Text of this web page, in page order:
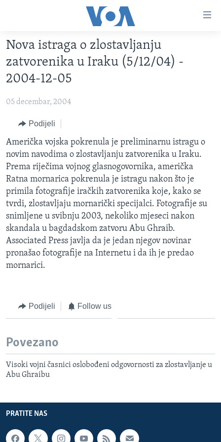
glavni
sadržaj
Pređi
na
glavnu
pretragu
VIJESTI
SJEDINJENE AMERIČKE DRŽAVE
BOSNA I HERCEGOVINA
SVIJET
NAUKA I TEHNOLOGIJA
SPECIJALNI PROJEKTI
KORUPCIJA
SLOBODA MEDIJA
ŽENSKA STRANA
IZBJEGLIČKA STRANA
MAGAZIN
O GLASU AMERIKE
Jezici
Nova istraga o zlostavljanju
zatvorenika u Iraku (5/12/04) -
2004-12-05
05 decembar, 2004
Podijeli
Američka vojska pokrenula je preliminarnu istragu o
novim navodima o zlostavljanju zatvorenika u Iraku.
Prema riječima vojnog glasnogovornika, američka
Ratna mornarica pokrenula je istragu nakon što je
primila fotografije iračkih zatvorenika koje, kako se
tvrdi, zlostavljaju mornarički specijalci. Fotografije su
snimljene u svibnju 2003, nekoliko mjeseci nakon
skandala u bagdadskom zatvoru Abu Ghraib.
Associated Press javlja da je jedan njegov novinar
pronašao fotografije na Internetu i da ih je predao
mornarici.
Podijeli Follow us
Povezano
Visoki vojni časnici oslobođeni odgovornosti za zlostavljanje u
Abu Ghraibu
PRATITE NAS